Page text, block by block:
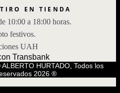
EN TIENDA
10:00 a 18:00 horas.
festivos.
HURTADO, Todos los
2026 ®